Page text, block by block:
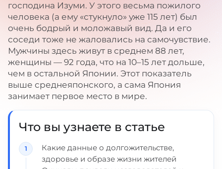
господина Изуми. У этого весьма пожилого
человека (а ему «стукнуло» уже 115 лет) был
очень бодрый и моложавый вид. Да и его
соседи тоже не жаловались на самочувствие.
Мужчины здесь живут в среднем 88 лет,
женщины — 92 года, что на 10–15 лет дольше,
чем в остальной Японии. Этот показатель
выше среднеяпонского, а сама Япония
занимает первое место в мире.
Что вы узнаете в статье
Какие данные о долгожительстве,
здоровье и образе жизни жителей